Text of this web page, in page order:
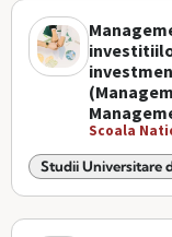
Scoala
Studii Universitare